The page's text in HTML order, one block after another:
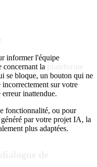
informer l'équipe
la
se bloque, un bouton qui ne
sur votre
inattendue.
fonctionnalité, ou pour
par votre projet IA, la
plus adaptées.